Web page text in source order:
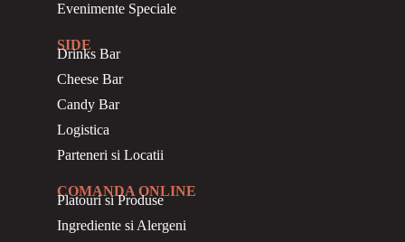
Evenimente Speciale
SIDE
Drinks Bar
Cheese Bar
Candy Bar
Logistica
Parteneri si Locatii
COMANDA ONLINE
Platouri si Produse
Ingrediente si Alergeni